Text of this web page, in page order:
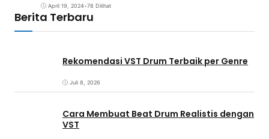
April 19, 2024•78 Dilihat
Berita Terbaru
Rekomendasi VST Drum Terbaik per Genre
Juli 8, 2026
Cara Membuat Beat Drum Realistis dengan
VST